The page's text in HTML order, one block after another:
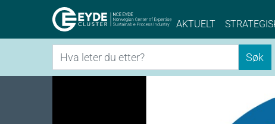
Eyde-Cluster |
AKTUELT
Søk Søk